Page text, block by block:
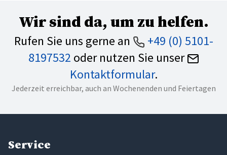
Wir sind da, um zu helfen.
Rufen Sie uns gerne an
+49 (0) 5101-
8197532 oder nutzen Sie unser
Kontaktformular.
Jederzeit erreichbar, auch an Wochenenden und Feiertagen
Service